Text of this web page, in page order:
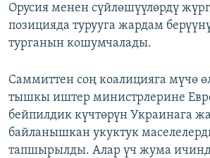
Орусия менен сүйлөшүүлөрдү
позицияда турууга жардам
турганын кошумчалады.
Саммиттен соң коалицияга мүчө
тышкы иштер министрлерине
бейпилдик күчтөрүн Украинага
байланышкан укуктук
тапшырылды. Алар үч жума